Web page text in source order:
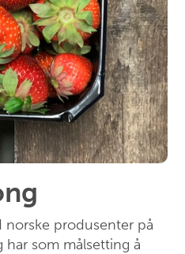
norske produsenter på
som målsetting å